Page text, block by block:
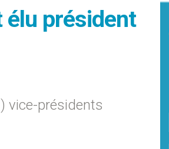
élu président
vice-présidents